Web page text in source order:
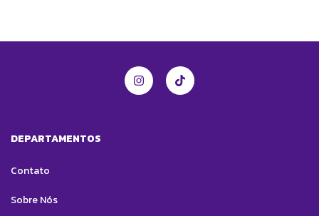
DEPARTAMENTOS
Contato
Sobre Nós